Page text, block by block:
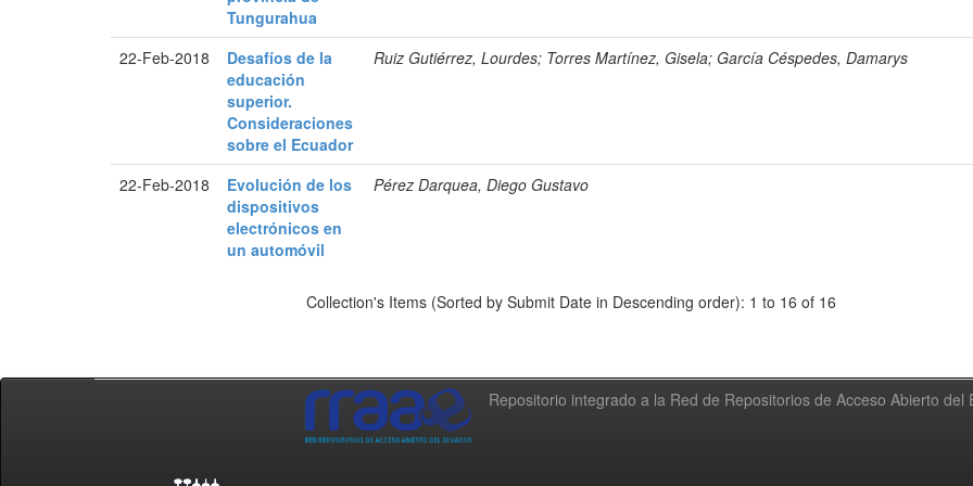
Tungurahua
22-Feb-2018
Desafíos de la
educación
superior.
Consideraciones
sobre el Ecuador
Ruiz Gutiérrez, Lourdes; Torres Martínez, Gisela; García Céspedes, Damarys
22-Feb-2018
Evolución de los
dispositivos
electrónicos en
un automóvil
Pérez Darquea, Diego Gustavo
Collection's Items (Sorted by Submit Date in Descending order): 1 to 16 of 16
Repositorio integrado a la Red de Repositorios de Acceso Abierto del